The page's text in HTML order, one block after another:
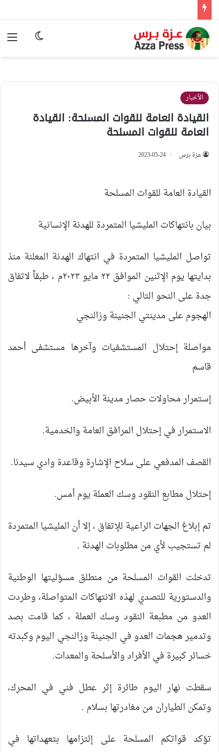
الوضع
الأخبار
القيادة العامة للقوات المسلحة: القيادة
العامة للقوات المسلحة
عزة برس 2023-05-24
القيادة العامة للقوات المسلحة
بيان بانتهاكات المليشيا المتمردة للهدنة الإنسانية
تواصل المليشيا المتمردة في انتهاك الهدنة المعلنة منذ
بدايتها يوم الإثنين الموافق ٢٢ مايو ٢٠٢٣م ، طبقاً لاتفاق
جدة على النحو التالي :
الهجوم على مدينتي الجنينة وزالنجي
مواصلة إحتلال المستشفيات وآخرها مستشفى أحمد
قاسم
إستمرار محاولات حصار مدينة الأبيض.
الاستمرار في إحتلال المرافق العامة والخدمية.
القصف المدفعي على سلاح الإشارة وقاعدة وادي سيدنا.
إحتلال مطابع النقود وسك العملة يوم أمس.
تم إبلاغ الجهات الراعية للإتفاق ، إلا أن المليشيا المتمردة
لم تستجيب لأي من مطلوبات الهدنة .
تدخلت القوات المسلحة من منطلق مسؤليتها الوطنية
والدستورية للتصدي لهذه الانتهاكات المتواصلة، وطردت
العدو من مطبعة النقود وسك العملة ، كما قامت بصد
وتدمير هجمات العدو في الجنينة وزالنجي اليوم وكبدته
خسائر كبيرة في الأفراد والأسلحة والمعدات.
سقطت نهار اليوم طائرة إثر عطل فني في المحرك،
وتمكن الطياران من مغادرتها بسلام .
تؤكد قواتكم المسلحة على إلتزامها بتعهداتها في